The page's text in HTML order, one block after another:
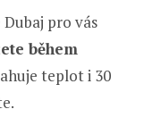
pro vás
během
teplot i 30